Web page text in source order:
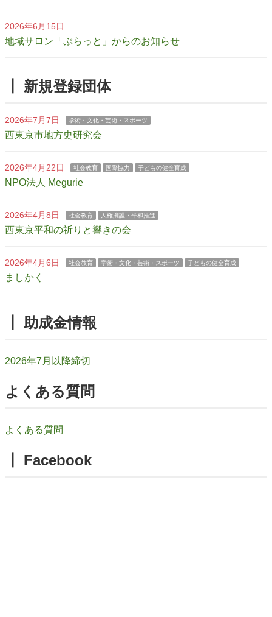
2026年6月15日
地域サロン「ぷらっと」からのお知らせ
┃ 新規登録団体
2026年7月7日 学術・文化・芸術・スポーツ
西東京市地方史研究会
2026年4月22日 社会教育 国際協力 子どもの健全育成
NPO法人 Megurie
2026年4月8日 社会教育 人権擁護・平和推進
西東京平和の祈りと響きの会
2026年4月6日 社会教育 学術・文化・芸術・スポーツ 子どもの健全育成
ましかく
┃ 助成金情報
2026年7月以降締切
よくある質問
よくある質問
┃ Facebook